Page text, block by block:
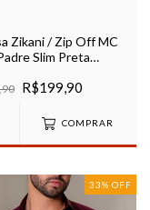
Zikani / Zip Off MC
Slim Preta
R$199,90
COMPRAR
33% OFF